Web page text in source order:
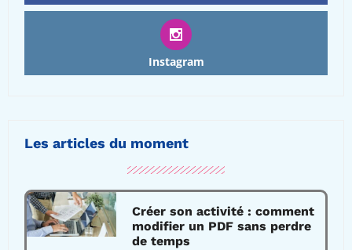
Instagram
Les articles du moment
Créer son activité : comment
modifier un PDF sans perdre
de temps